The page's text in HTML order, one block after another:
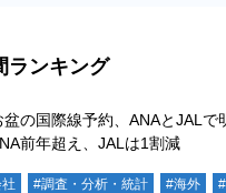
ランキング
盆の国際線予約、ANAとJAL
前年超え、JALは1割減
#調査・分析・統計 #海外